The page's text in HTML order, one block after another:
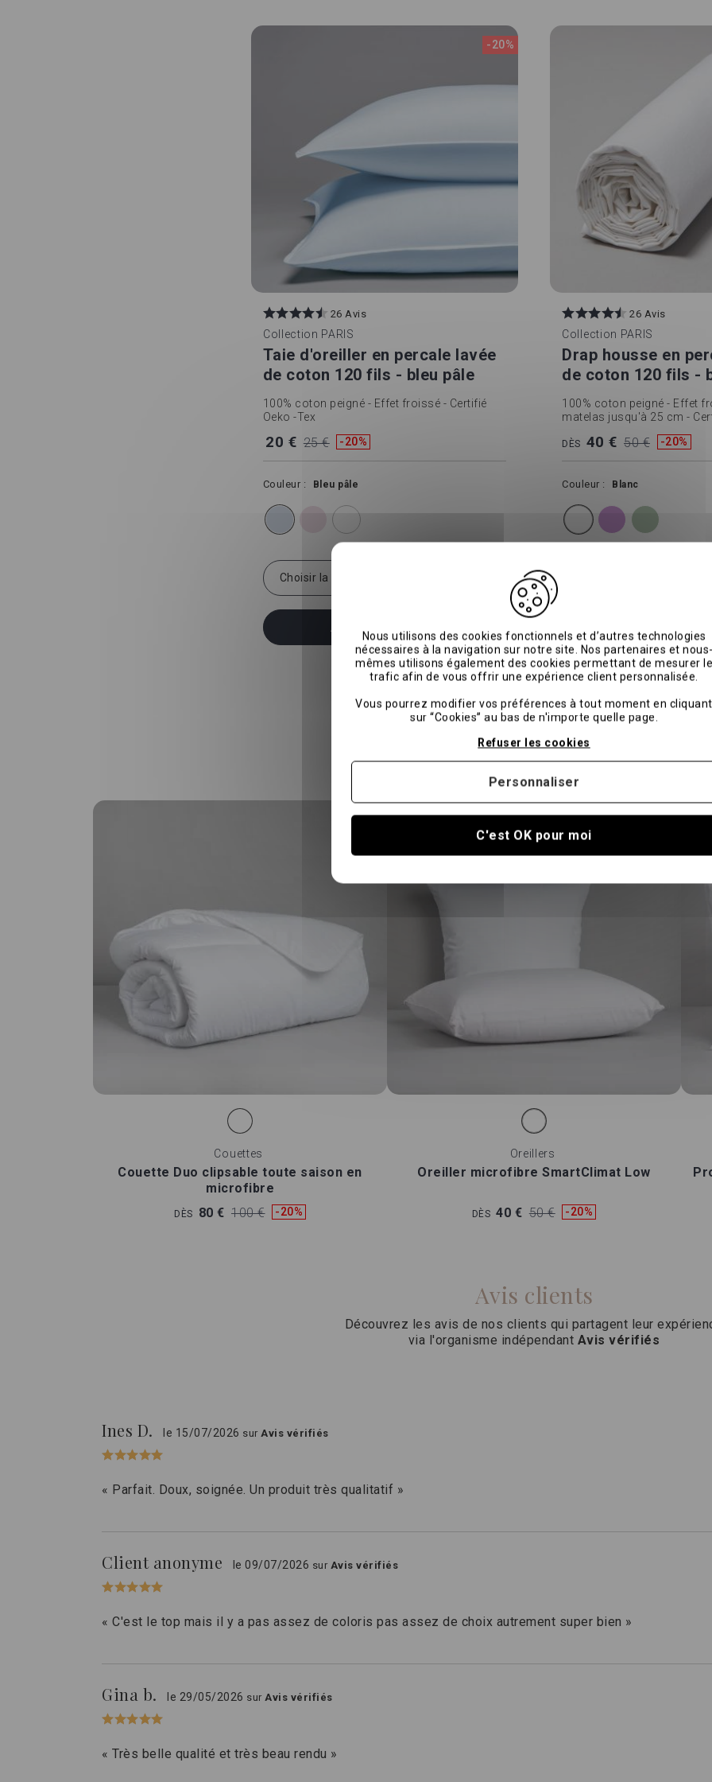
-20%
26 Avis
Collection PARIS
Taie d'oreiller en percale lavée
de coton 120 fils - bleu pâle
100% coton peigné - Effet froissé - Certifié
Oeko -Tex
20 € 25 € -20%
Couleur Bleu pâle
Choisir la taille
Ajouter au panier
26 Avis
Collection PARIS
Drap housse en
de coton 120 fils -
100% coton peigné - Effet
matelas jusqu'à 25 cm -
DÈS 40 € 50 € -20%
Couleur Blanc
Ajouter au
Vous aimerez aussi
-20%
Couettes
Couette Duo clipsable toute saison en
microfibre
DÈS 80 € 100 € -20%
-20%
Oreillers
Oreiller microfibre SmartClimat Low
DÈS 40 € 50 € -20%
Avis clients
Découvrez les avis de nos clients qui partagent leur
via l'organisme indépendant Avis vérifiés
Ines D. le 15/07/2026 sur Avis vérifiés
« Parfait. Doux, soignée. Un produit très qualitatif »
Client anonyme le 09/07/2026 sur Avis vérifiés
« C'est le top mais il y a pas assez de coloris pas assez de choix autrement super bien »
Gina b. le 29/05/2026 sur Avis vérifiés
« Très belle qualité et très beau rendu »
Nous utilisons des cookies fonctionnels et d’autres technologies
nécessaires à la navigation sur notre site. Nos partenaires et
mêmes utilisons également des cookies permettant de mesurer le
trafic afin de vous offrir une expérience client personnalisée.
Vous pourrez modifier vos préférences à tout moment en cliquant
sur “Cookies” au bas de n'importe quelle page.
C'est OK pour moi
Refuser les cookies
Personnaliser